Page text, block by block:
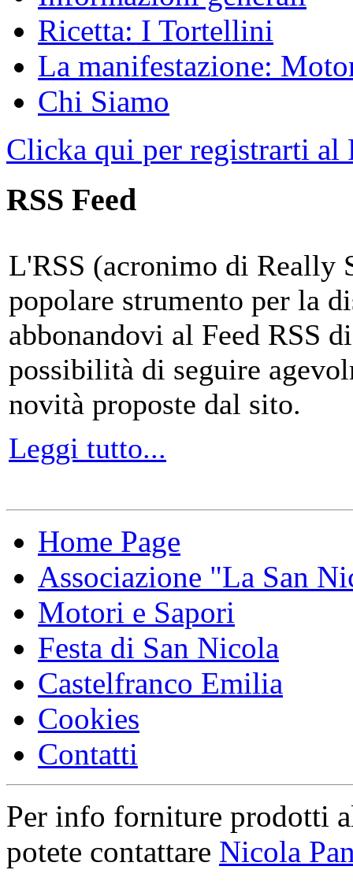
Ricetta: I Tortellini
La manifestazione:
Chi Siamo
Clicka qui per registrarti al
RSS Feed
L'RSS (acronimo di Really
popolare strumento per la
abbonandovi al Feed RSS
possibilità di seguire
novità proposte dal sito.
Leggi tutto...
Home Page
Associazione "La San
Motori e Sapori
Festa di San Nicola
Castelfranco Emilia
Cookies
Contatti
Per info forniture prodotti
potete contattare Nicola